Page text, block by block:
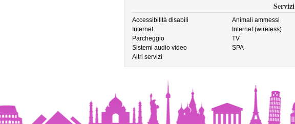
Servizi
Accessibilità disabili Animali ammessi
Internet
Internet (wireless)
Parcheggio
TV
Sistemi audio video
SPA
Altri servizi